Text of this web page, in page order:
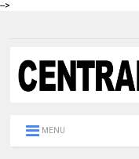
-->
MENU